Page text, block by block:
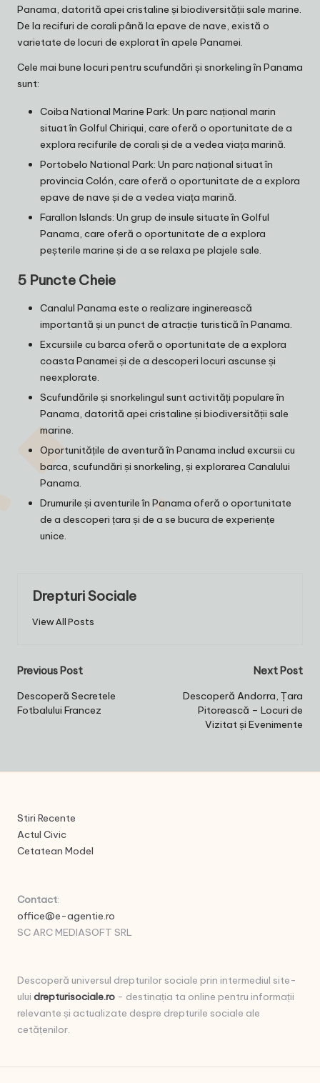
Panama, datorită apei cristaline și biodiversității sale marine.
De la recifuri de corali până la epave de nave, există o
varietate de locuri de explorat în apele Panamei.
Cele mai bune locuri pentru scufundări și snorkeling în Panama
sunt:
Coiba National Marine Park: Un parc național marin
situat în Golful Chiriqui, care oferă o oportunitate de a
explora recifurile de corali și de a vedea viața marină.
Portobelo National Park: Un parc național situat în
provincia Colón, care oferă o oportunitate de a explora
epave de nave și de a vedea viața marină.
Farallon Islands: Un grup de insule situate în Golful
Panama, care oferă o oportunitate de a explora
peșterile marine și de a se relaxa pe plajele sale.
5 Puncte Cheie
Canalul Panama este o realizare inginerească
importantă și un punct de atracție turistică în Panama.
Excursiile cu barca oferă o oportunitate de a explora
coasta Panamei și de a descoperi locuri ascunse și
neexplorate.
Scufundările și snorkelingul sunt activități populare în
Panama, datorită apei cristaline și biodiversității sale
marine.
Oportunitățile de aventură în Panama includ excursii cu
barca, scufundări și snorkeling, și explorarea Canalului
Panama.
Drumurile și aventurile în Panama oferă o oportunitate
de a descoperi țara și de a se bucura de experiențe
unice.
Drepturi Sociale
View All Posts
Post
navigation
Previous Post
Descoperă Secretele
Fotbalului Francez
Next Post
Descoperă Andorra, Țara
Pitorească – Locuri de
Vizitat și Evenimente
Stiri Recente
Actul Civic
Cetatean Model
Contact:
office@e-agentie.ro
SC ARC MEDIASOFT SRL
Descoperă universul drepturilor sociale prin intermediul site-
ului drepturisociale.ro - destinația ta online pentru informații
relevante și actualizate despre drepturile sociale ale
cetățenilor.